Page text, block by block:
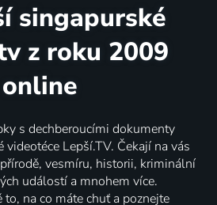
singapurské
z roku 2009
online
s dechberoucími dokumenty
Lepší.TV. Čekají na vás
vesmíru, historii, kriminální
událostí a mnohem více.
to, na co máte chuť a poznejte